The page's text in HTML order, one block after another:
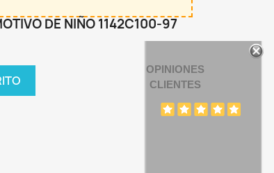
DE NIÑO 1142C100-97
OPINIONES
CLIENTES